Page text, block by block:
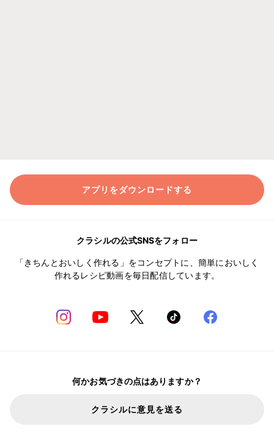
アプリをダウンロードする
クラシルの公式SNSをフォロー
「きちんとおいしく作れる」をコンセプトに、簡単においしく
作れるレシピ動画を毎日配信しています。
何かお気づきの点はありますか？
クラシルに意見を送る